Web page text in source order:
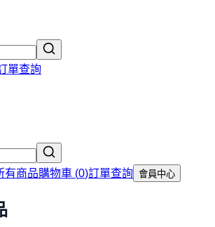
單查詢
有商品購物車 (0)訂單查詢 會員中心